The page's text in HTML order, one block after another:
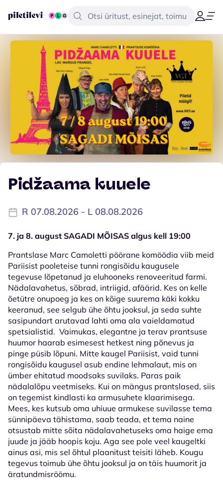
Pidžaama kuuele
R 07.08.2026 - L 08.08.2026
7. ja 8. august SAGADI MÕISAS algus kell 19:00
Prantslase Marc Camoletti pöörane komöödia viib meid
Pariisist pooleteise tunni rongisõidu kaugusele
tegevuse lõpetanud ja eluhooneks renoveeritud farmi.
Nädalavahetus, sõbrad, intriigid, afäärid. Kes on kelle
õetütre onupoeg ja kes on kõige suurema käki kokku
keeranud, see selgub ühe õhtu jooksul, ja seda suhte
sasipundart arutavad lahti oma ala vaieldamatud
spetsialistid. Vaimukas, elegantne ja terav prantsuse
huumor haarab esimesest hetkest ning põnevus ja
pinge püsib lõpuni. Mitte kaugel Pariisist, vaid tunni
rongisõidu kaugusel asub endine lehmalaut, mis on
ümber ehitatud moodsaks suvilaks. Paras paik
nädalalõpu veetmiseks. Kui on mängus prantslased, siis
on tegemist kindlasti ka armusuhete klaarimisega.
Mees, kes kutsub oma uhiuue armukese suvilasse tema
sünnipäeva tähistama, saab teada, et tema naine
otsustab mitte sõita nädalavahetuseks oma haige ema
juude ja jääb hoopis koju. Aga see pole veel kaugeltki
ainus asi, mis sel õhtul plaanitust teisiti läheb. Kougu
tegevus toimub ühe õhtu jooksul ja on täis huumorit ja
äratundmisröömu.